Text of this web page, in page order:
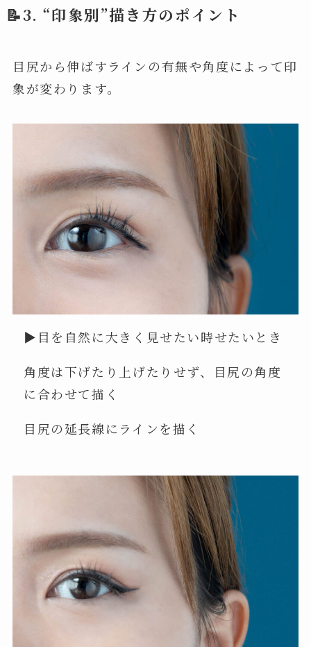
📝3. “印象別”描き方のポイント
目尻から伸ばすラインの有無や角度によって印
象が変わります。
▶︎目を自然に大きく見せたい時せたいとき
角度は下げたり上げたりせず、目尻の角度
に合わせて描く
目尻の延長線にラインを描く